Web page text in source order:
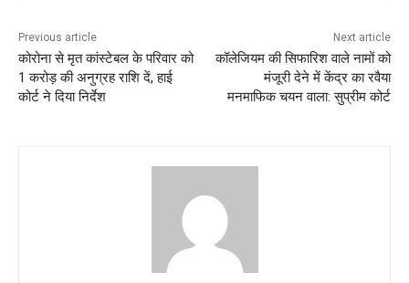
Previous article
कोरोना से मृत कांस्‍टेबल के परिवार को
1 करोड़ की अनुग्रह राशि दें, हाई
कोर्ट ने दिया निर्देश
Next article
कॉलेजियम की सिफारिश वाले नामों को
मंजूरी देने में केंद्र का रवैया
मनमाफिक चयन वाला: सुप्रीम कोर्ट